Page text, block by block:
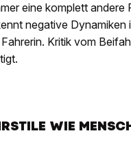
eine komplett andere
negative Dynamiken
Kritik vom
WIE